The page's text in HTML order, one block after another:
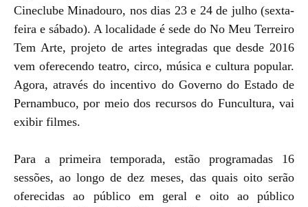
Cineclube Minadouro, nos dias 23 e 24 de julho (sexta-
feira e sábado). A localidade é sede do No Meu Terreiro
Tem Arte, projeto de artes integradas que desde 2016
vem oferecendo teatro, circo, música e cultura popular.
Agora, através do incentivo do Governo do Estado de
Pernambuco, por meio dos recursos do Funcultura, vai
exibir filmes.
Para a primeira temporada, estão programadas 16
sessões, ao longo de dez meses, das quais oito serão
oferecidas ao público em geral e oito ao público